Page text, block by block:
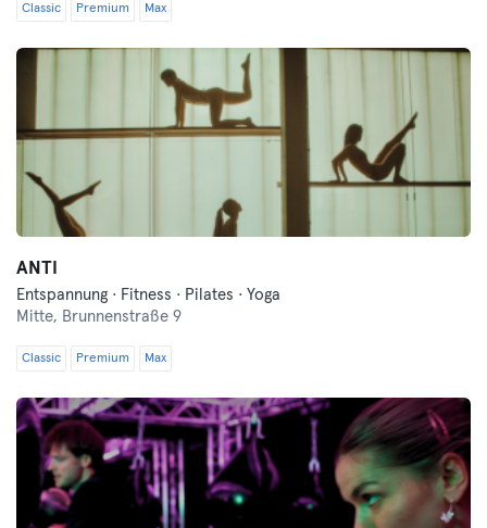
Classic Premium Max
ANTI
Entspannung · Fitness · Pilates · Yoga
Mitte, Brunnenstraße 9
Classic Premium Max